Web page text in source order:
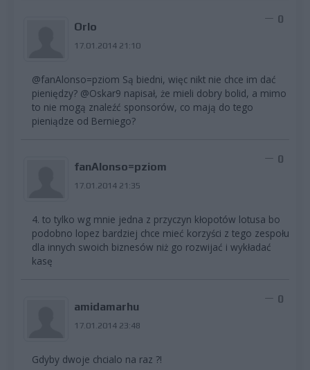
Orlo
17.01.2014 21:10
0
@fanAlonso=pziom Są biedni, więc nikt nie chce im dać
pieniędzy? @Oskar9 napisał, że mieli dobry bolid, a mimo
to nie mogą znaleźć sponsorów, co mają do tego
pieniądze od Berniego?
fanAlonso=pziom
17.01.2014 21:35
0
4. to tylko wg mnie jedna z przyczyn kłopotów lotusa bo
podobno lopez bardziej chce mieć korzyści z tego zespołu
dla innych swoich biznesów niż go rozwijać i wykładać
kasę
amidamarhu
17.01.2014 23:48
0
Gdyby dwoje chcialo na raz ?!